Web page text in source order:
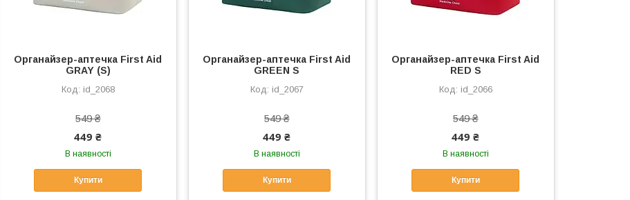
Органайзер-аптечка First Aid
GRAY (S)
id_2068
549 ₴
449 ₴
В наявності
Купити
Органайзер-аптечка First Aid
GREEN S
id_2067
549 ₴
449 ₴
В наявності
Купити
Органайзер-аптечка First Aid
RED S
id_2066
549 ₴
449 ₴
В наявності
Купити